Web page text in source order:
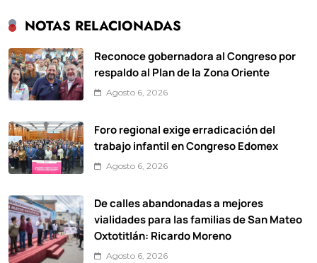
NOTAS RELACIONADAS
Reconoce gobernadora al Congreso por
respaldo al Plan de la Zona Oriente
Agosto 6, 2026
Foro regional exige erradicación del
trabajo infantil en Congreso Edomex
Agosto 6, 2026
De calles abandonadas a mejores
vialidades para las familias de San Mateo
Oxtotitlán: Ricardo Moreno
Agosto 6, 2026